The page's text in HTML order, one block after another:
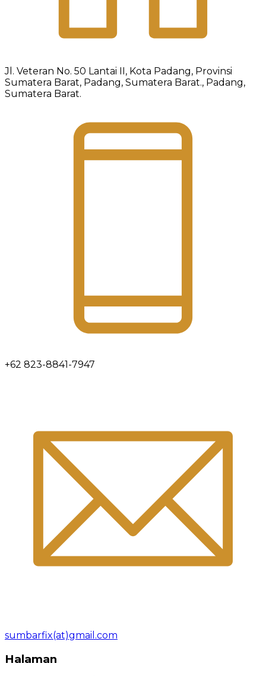
Jl. Veteran No. 50 Lantai II, Kota Padang, Provinsi
Sumatera Barat, Padang, Sumatera Barat., Padang,
Sumatera Barat.
+62 823-8841-7947
sumbarfix(at)gmail.com
Halaman